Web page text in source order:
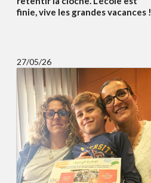
finie, vive les grandes vacances !
27/05/26